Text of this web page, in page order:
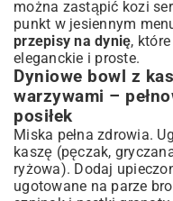
można zastąpić kozi
punkt w jesiennym
przepisy na dynię,
eleganckie i proste.
Dyniowe bowl z
warzywami –
posiłek
Miska pełna zdrowia.
kaszę (pęczak,
ryżowa). Dodaj
ugotowane na parze